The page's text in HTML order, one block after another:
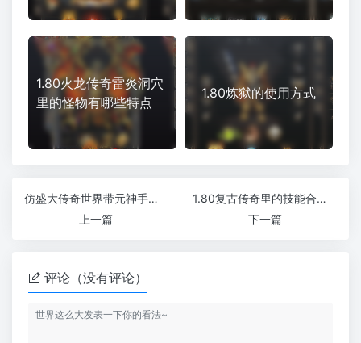
1.80火龙传奇雷炎洞穴
里的怪物有哪些特点
1.80炼狱的使用方式
仿盛大传奇世界带元神手游战斗力和祝福油的关系和解决攻略
上一篇
1.80复古传奇里的技能合击好用吗
下一篇
评论（没有评论）